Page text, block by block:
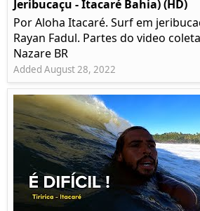
Jeribucaçu - Itacaré Bahia) (HD)
Por Aloha Itacaré. Surf em
Rayan Fadul. Partes do video
Nazare BR
Added August 28, 2022